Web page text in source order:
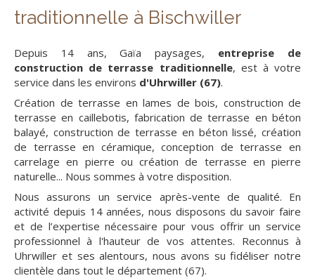
traditionnelle à Bischwiller
Depuis 14 ans, Gaïa paysages, entreprise de
construction de terrasse traditionnelle, est à votre
service dans les environs d'Uhrwiller (67).
Création de terrasse en lames de bois, construction de
terrasse en caillebotis, fabrication de terrasse en béton
balayé, construction de terrasse en béton lissé, création
de terrasse en céramique, conception de terrasse en
carrelage en pierre ou création de terrasse en pierre
naturelle... Nous sommes à votre disposition.
Nous assurons un service après-vente de qualité. En
activité depuis 14 années, nous disposons du savoir faire
et de l’expertise nécessaire pour vous offrir un service
professionnel à l'hauteur de vos attentes. Reconnus à
Uhrwiller et ses alentours, nous avons su fidéliser notre
clientèle dans tout le département (67).